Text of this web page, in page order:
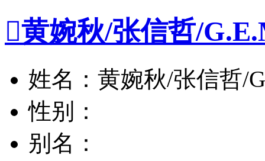
黄婉秋/张信哲/
姓名：黄婉秋/张信哲/
性别：
别名：